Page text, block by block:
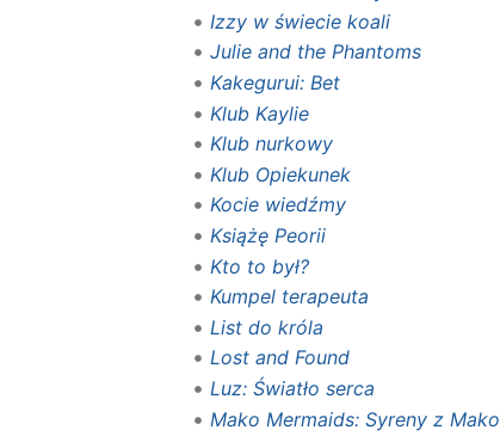
Izzy w świecie koali
Julie and the Phantoms
Kakegurui: Bet
Klub Kaylie
Klub nurkowy
Klub Opiekunek
Kocie wiedźmy
Książę Peorii
Kto to był?
Kumpel terapeuta
List do króla
Lost and Found
Luz: Światło serca
Mako Mermaids: Syreny z Mako